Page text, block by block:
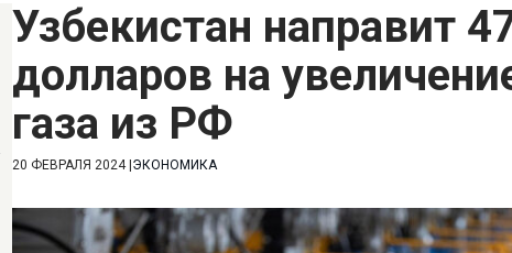
Узбекистан направит
долларов на
газа из РФ
20 ФЕВРАЛЯ 2024| ЭКОНОМИКА